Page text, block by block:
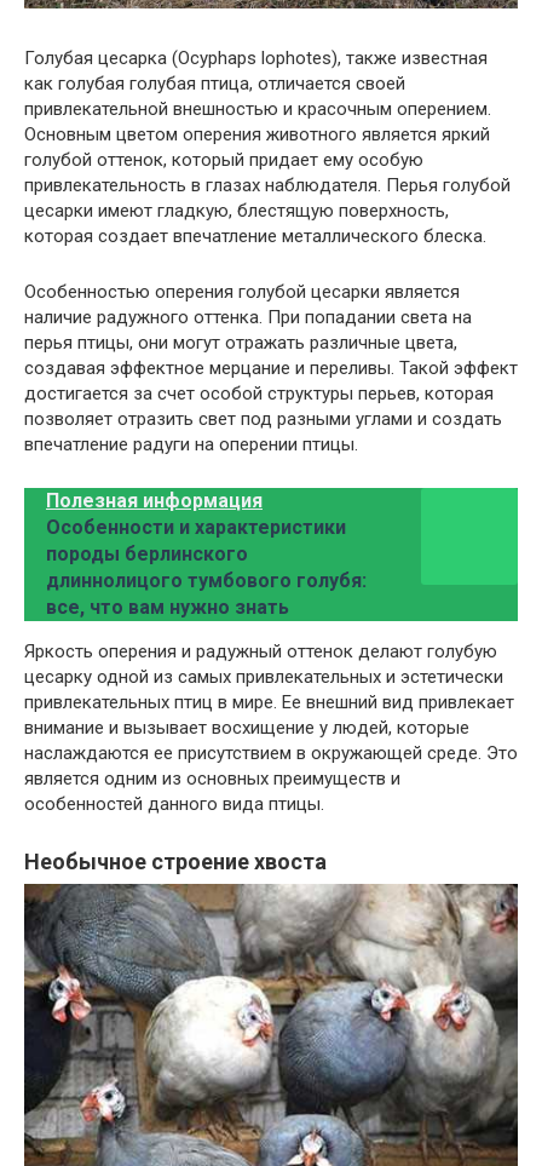
Голубая цесарка (Оcyphaps lophotes), также известная
как голубая голубая птица, отличается своей
привлекательной внешностью и красочным оперением.
Основным цветом оперения животного является яркий
голубой оттенок, который придает ему особую
привлекательность в глазах наблюдателя. Перья голубой
цесарки имеют гладкую, блестящую поверхность,
которая создает впечатление металлического блеска.
Особенностью оперения голубой цесарки является
наличие радужного оттенка. При попадании света на
перья птицы, они могут отражать различные цвета,
создавая эффектное мерцание и переливы. Такой эффект
достигается за счет особой структуры перьев, которая
позволяет отразить свет под разными углами и создать
впечатление радуги на оперении птицы.
Полезная информация
Особенности и характеристики
породы берлинского
длиннолицого тумбового голубя:
все, что вам нужно знать
Яркость оперения и радужный оттенок делают голубую
цесарку одной из самых привлекательных и эстетически
привлекательных птиц в мире. Ее внешний вид привлекает
внимание и вызывает восхищение у людей, которые
наслаждаются ее присутствием в окружающей среде. Это
является одним из основных преимуществ и
особенностей данного вида птицы.
Необычное строение хвоста